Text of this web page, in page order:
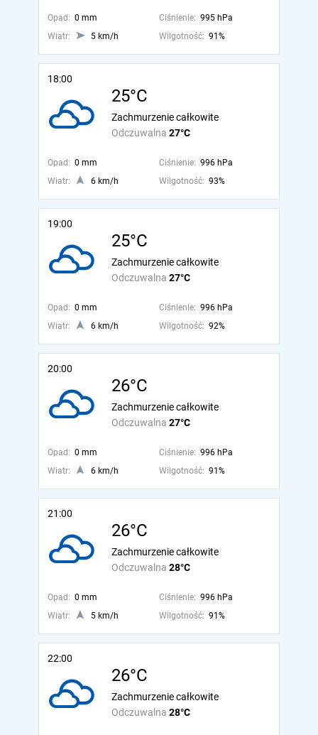
Opad: 0 mm Ciśnienie: 995 hPa
Wiatr:
5 km/h Wilgotność: 91%
18:00
25°C
Odczuwalna 27°C
Zachmurzenie całkowite
Opad: 0 mm Ciśnienie: 996 hPa
Wiatr:
6 km/h Wilgotność: 93%
19:00
25°C
Odczuwalna 27°C
Zachmurzenie całkowite
Opad: 0 mm Ciśnienie: 996 hPa
Wiatr:
6 km/h Wilgotność: 92%
20:00
26°C
Odczuwalna 27°C
Zachmurzenie całkowite
Opad: 0 mm Ciśnienie: 996 hPa
Wiatr:
6 km/h Wilgotność: 91%
21:00
26°C
Odczuwalna 28°C
Zachmurzenie całkowite
Opad: 0 mm Ciśnienie: 996 hPa
Wiatr:
5 km/h Wilgotność: 91%
22:00
26°C
Odczuwalna 28°C
Zachmurzenie całkowite